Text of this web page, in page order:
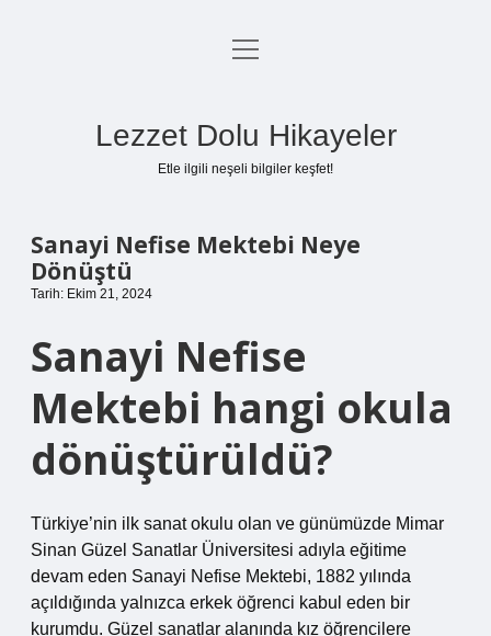
Anasayfa
menüyü
Lezzet Dolu Hikayeler
Etle ilgili neşeli bilgiler keşfet!
Sanayi Nefise Mektebi Neye
Dönüştü
Tarih: Ekim 21, 2024
Sanayi Nefise
Mektebi hangi okula
dönüştürüldü?
Türkiye’nin ilk sanat okulu olan ve günümüzde Mimar
Sinan Güzel Sanatlar Üniversitesi adıyla eğitime
devam eden Sanayi Nefise Mektebi, 1882 yılında
açıldığında yalnızca erkek öğrenci kabul eden bir
kurumdu. Güzel sanatlar alanında kız öğrencilere